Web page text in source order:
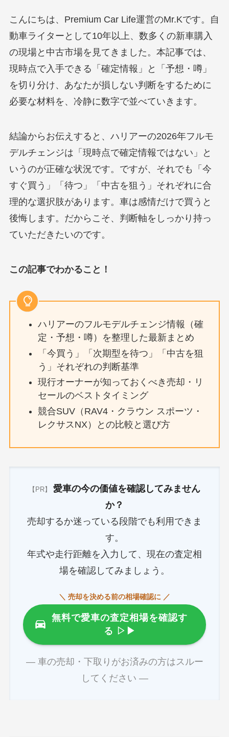
こんにちは、Premium Car Life運営のMr.Kです。自
動車ライターとして10年以上、数多くの新車購入
の現場と中古市場を見てきました。本記事では、
現時点で入手できる「確定情報」と「予想・噂」
を切り分け、あなたが損しない判断をするために
必要な材料を、冷静に数字で並べていきます。
結論からお伝えすると、ハリアーの2026年フルモ
デルチェンジは「現時点で確定情報ではない」と
いうのが正確な状況です。ですが、それでも「今
すぐ買う」「待つ」「中古を狙う」それぞれに合
理的な選択肢があります。車は感情だけで買うと
後悔します。だからこそ、判断軸をしっかり持っ
ていただきたいのです。
この記事でわかること！
ハリアーのフルモデルチェンジ情報（確
定・予想・噂）を整理した最新まとめ
「今買う」「次期型を待つ」「中古を狙
う」それぞれの判断基準
現行オーナーが知っておくべき売却・リ
セールのベストタイミング
競合SUV（RAV4・クラウン スポーツ・
レクサスNX）との比較と選び方
【PR】
愛車の今の価値を確認してみません
か？
売却するか迷っている段階でも利用できま
す。
年式や走行距離を入力して、現在の査定相
場を確認してみましょう。
＼ 売却を決める前の相場確認に ／
無料で愛車の査定相場を確認す
る ▷▶
― 車の売却・下取りがお済みの方はスルー
してください ―